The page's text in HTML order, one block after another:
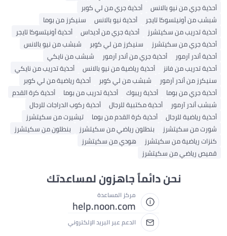
أحذية جري من نيو بالانس
أحذية جري من لي كوبر
شبشب من أونيتسوكا تايجر
أحذية نيو بالانس
سنيكرز من بوما
أحذية تدريب من سكيتشرز
أحذية جري من أديداس
أحذية أونيتسوكا تايجر
أحذية جري من سكيتشرز
سنيكرز من لي كوبر
شبشب من نيو بالانس
أحذية أندر آرمور
أحذية جري من أندر آرمور
شبشب من نايكي
أحذية تدريب من فانز
أحذية رياضية من نيو بالانس
أحذية تدريب من نايكي
سنيكرز من أندر آرمور
شبشب من لي كوبر
أحذية رياضية من لي كوبر
أحذية جري من بوما
أحذية ريبوك أحذية تدريب من بوما
أحذية كرة القدم
شبشب أندر آرمور
أحذية مكتبية للرجال
أحذية ركوب الدراجات للرجال
أحذية رياضية للرجال
أحذية كرة القدم من بوما
تيشيرت من سكيتشرز
شورت من سكيتشرز
بنطلون رياضي من سكيتشرز
بنطلون من سكيتشرز
كنزات رياضية من سكيتشرز
هودي من سكيتشرز
قميص رياضي من سكيتشرز
نحن دائماً جاهزون لمساعدتك
مركز المساعدة
help.noon.com
الدعم عبر البريد الإلكتروني